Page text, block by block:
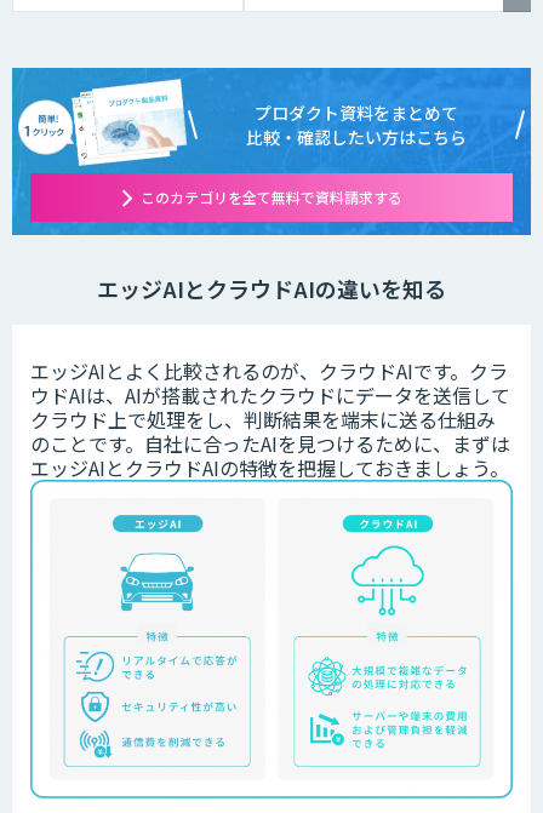
プロダクト資料をまとめて
比較・確認したい方はこちら
このカテゴリを全て無料で資料請求する
エッジAIとクラウドAIの違いを知る
エッジAIとよく比較されるのが、クラウドAIです。クラ
ウドAIは、AIが搭載されたクラウドにデータを送信して
クラウド上で処理をし、判断結果を端末に送る仕組み
のことです。自社に合ったAIを見つけるために、まずは
エッジAIとクラウドAIの特徴を把握しておきましょう。